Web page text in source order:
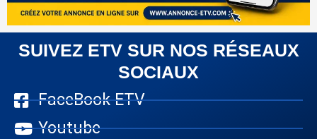
SUIVEZ ETV SUR NOS RÉSEAUX
SOCIAUX
FaceBook ETV
Youtube